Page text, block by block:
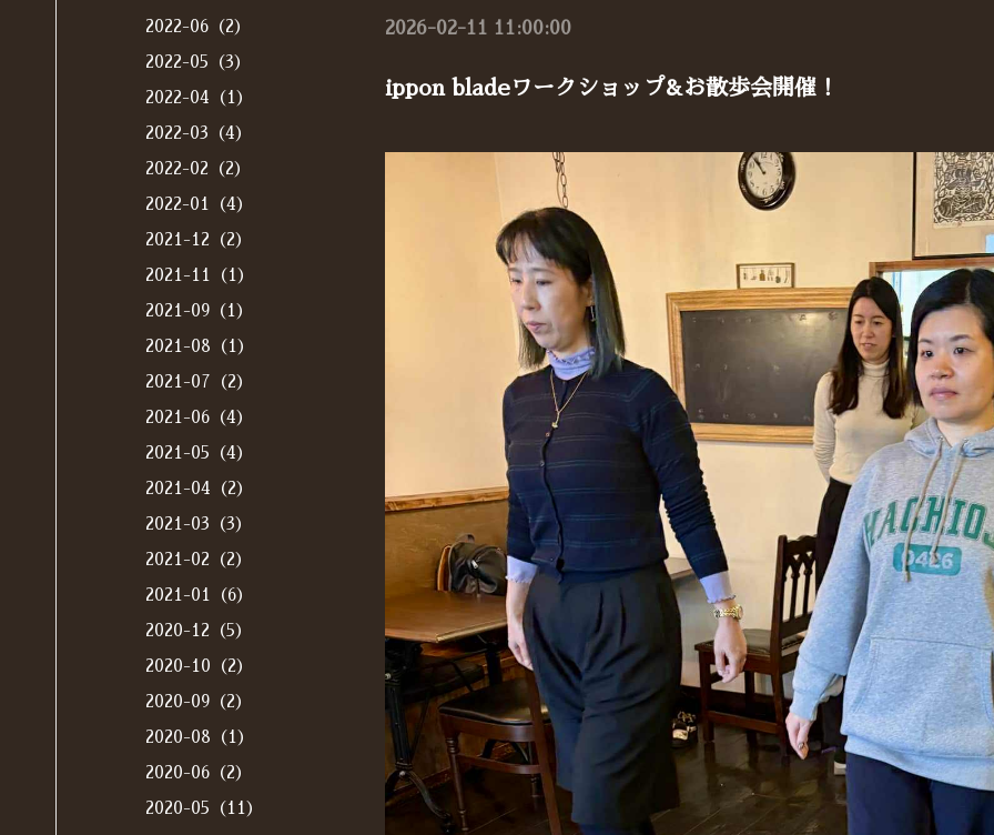
2026-02-11 11:00:00
ippon bladeワークショップ&お散歩会開催！
2022-06（2）
2022-05（3）
2022-04（1）
2022-03（4）
2022-02（2）
2022-01（4）
2021-12（2）
2021-11（1）
2021-09（1）
2021-08（1）
2021-07（2）
2021-06（4）
2021-05（4）
2021-04（2）
2021-03（3）
2021-02（2）
2021-01（6）
2020-12（5）
2020-10（2）
2020-09（2）
2020-08（1）
2020-06（2）
2020-05（11）